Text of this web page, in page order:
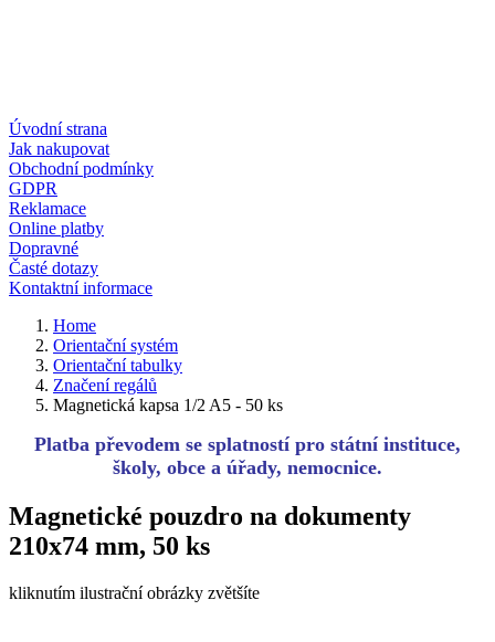
Úvodní strana
Jak nakupovat
Obchodní podmínky
GDPR
Reklamace
Online platby
Dopravné
Časté dotazy
Kontaktní informace
Home
Orientační systém
Orientační tabulky
Značení regálů
Magnetická kapsa 1/2 A5 - 50 ks
Platba převodem se splatností pro státní instituce,
školy, obce a úřady, nemocnice.
Magnetické pouzdro na dokumenty
210x74 mm, 50 ks
kliknutím ilustrační obrázky zvětšíte